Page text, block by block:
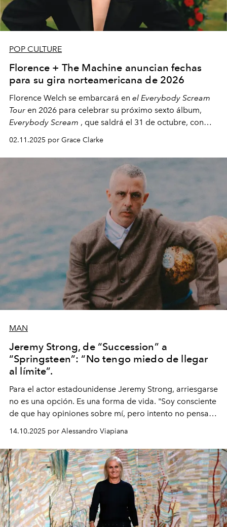
POP CULTURE
Florence + The Machine anuncian fechas
para su gira norteamericana de 2026
Florence Welch se embarcará en el Everybody Scream
Tour en 2026 para celebrar su próximo sexto álbum,
Everybody Scream , que saldrá el 31 de octubre, con
fechas en Norteamérica a partir de abril del próximo
02.11.2025 por Grace Clarke
MAN
Jeremy Strong, de “Succession” a
“Springsteen”: “No tengo miedo de llegar
al límite”.
Para el actor estadounidense Jeremy Strong, arriesgarse
no es una opción. Es una forma de vida. "Soy consciente
de que hay opiniones sobre mí, pero intento no pensar
demasiado en cómo me perciben. Creo que es una
pérdida de tiempo", afirma.
14.10.2025 por Alessandro Viapiana